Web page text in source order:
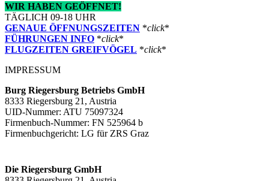
WIR HABEN GEÖFFNET!
TÄGLICH 09-18 UHR
GENAUE ÖFFNUNGSZEITEN *click*
FÜHRUNGEN INFO *click*
FLUGZEITEN GREIFVÖGEL *click*
IMPRESSUM
Burg Riegersburg Betriebs GmbH
8333 Riegersburg 21, Austria
UID-Nummer: ATU 75097324
Firmenbuch-Nummer: FN 525964 b
Firmenbuchgericht: LG für ZRS Graz
Die Riegersburg GmbH